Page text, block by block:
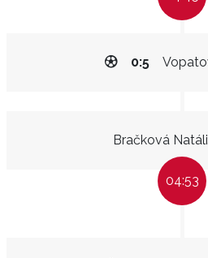
0:5
Bračková
04:53